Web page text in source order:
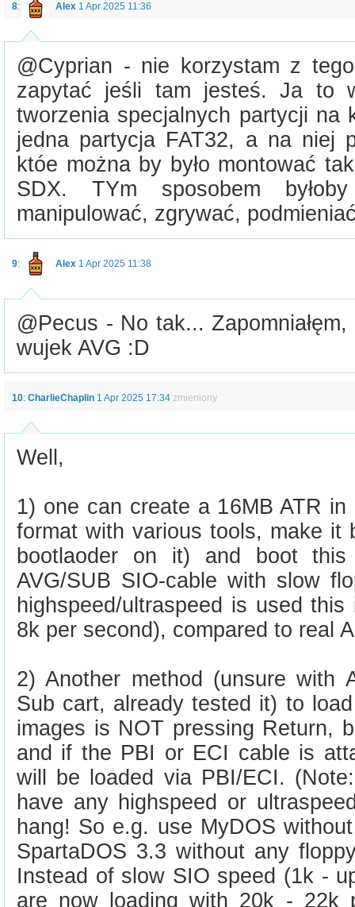
8: Alex 1 Apr 2025 11:36
@Cyprian - nie korzystam z
zapytać jeśli tam jesteś. Ja to
tworzenia specjalnych partycji na
jedna partycja FAT32, a na niej
któe można by było montować
SDX. TYm sposobem
manipulować, zgrywać,
9: Alex 1 Apr 2025 11:38
@Pecus - No tak...
wujek AVG :D
10: CharlieChaplin 1 Apr 2025 17:34 zmieniony
Well,
1) one can create a 16MB ATR
format with various tools, make it
bootlaoder on it) and boot
AVG/SUB SIO-cable with slow
highspeed/ultraspeed is used
8k per second), compared to real
2) Another method (unsure with
Sub cart, already tested it) to
images is NOT pressing Return,
and if the PBI or ECI cable is
will be loaded via PBI/ECI.
have any highspeed or
hang! So e.g. use MyDOS
SpartaDOS 3.3 without any
Instead of slow SIO speed (1k -
are now loading with 20k - 22k